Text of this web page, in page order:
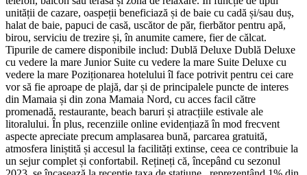
unității de cazare, oaspeții beneficiază și de baie cu cadă și/sau duș,
halat de baie, papuci de casă, uscător de păr, fierbător pentru apă,
birou, serviciu de trezire și, în anumite camere, fier de călcat.
Tipurile de camere disponibile includ: Dublă Deluxe Dublă Deluxe
cu vedere la mare Junior Suite cu vedere la mare Suite Deluxe cu
vedere la mare Poziționarea hotelului îl face potrivit pentru cei care
vor să fie aproape de plajă, dar și de principalele puncte de interes
din Mamaia și din zona Mamaia Nord, cu acces facil către
promenadă, restaurante, beach baruri și atracțiile estivale ale
litoralului. În plus, recenziile online evidențiază în mod frecvent
aspecte apreciate precum amplasarea bună, parcarea gratuită,
atmosfera liniștită și accesul la facilități extinse, ceea ce contribuie la
un sejur complet și confortabil. Rețineți că, începând cu sezonul